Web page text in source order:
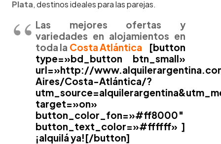
Plata, destinos ideales para las parejas.
Las mejores ofertas y
variedades en alojamientos en
toda la Costa Atlántica [button
type=»bd_button btn_small»
url=»http://
Aires/Costa-Atlántica/?
target=»on»
button_color_fon=»#ff8000″
button_text_color=»#ffffff» ]
¡alquilá ya![/button]